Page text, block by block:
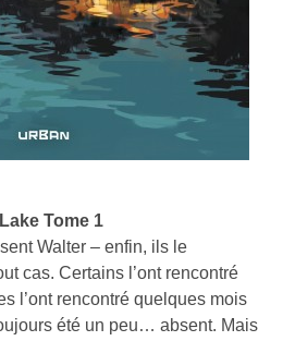
Tome 1
Walter – enfin, ils le
cas. Certains l’ont rencontré
l’ont rencontré quelques mois
été un peu… absent. Mais